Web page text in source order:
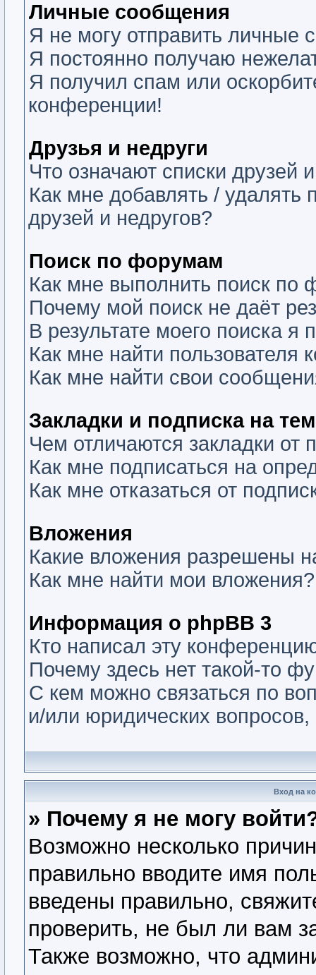
Личные сообщения
Я не могу отправить личные
Я постоянно получаю
Я получил спам или
конференции!
Друзья и недруги
Что означают списки друзей
Как мне добавлять / удалять
друзей и недругов?
Поиск по форумам
Как мне выполнить поиск
Почему мой поиск не даёт
В результате моего поиска я
Как мне найти пользователя
Как мне найти свои
Закладки и подписка на
Чем отличаются закладки от
Как мне подписаться на
Как мне отказаться от
Вложения
Какие вложения разрешены
Как мне найти мои вложения?
Информация о phpBB 3
Кто написал эту
Почему здесь нет такой-то
С кем можно связаться по
и/или юридических
Вход на
» Почему я не могу
Возможно несколько
правильно вводите имя
введены правильно,
проверить, не был ли вам
Также возможно, что